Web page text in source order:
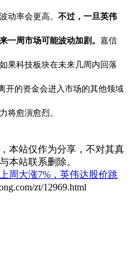
动率会更高。 不过，一旦英伟
一周市场可能波动加剧。 嘉信
果科技板块在未来几周内回落
开的资金会进入市场的其他领域
将愈演愈烈。
本站仅作为分享，不对其真
本站联系删除。
周大涨7%，英伟达股价跳
zt/12969.html